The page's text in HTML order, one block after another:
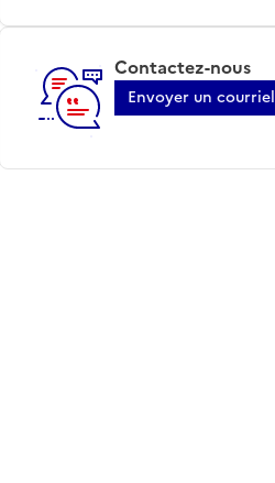
Contactez-nous
Envoyer un courriel